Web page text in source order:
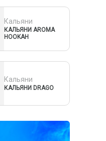
Кальяни
КАЛЬЯНИ AROMA
HOOKAH
Кальяни
КАЛЬЯНИ DRAGO